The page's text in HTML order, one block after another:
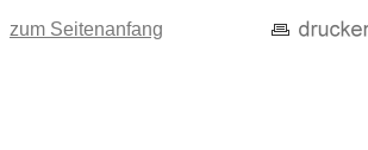
zum Seitenanfang